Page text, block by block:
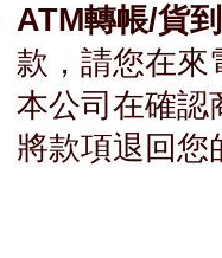
ATM轉帳/貨
款，請您在來
本公司在確認
將款項退回您